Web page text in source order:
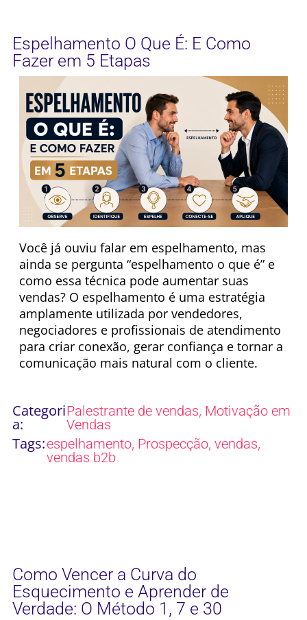
Espelhamento O Que É: E Como
Fazer em 5 Etapas
Você já ouviu falar em espelhamento, mas
ainda se pergunta “espelhamento o que é” e
como essa técnica pode aumentar suas
vendas? O espelhamento é uma estratégia
amplamente utilizada por vendedores,
negociadores e profissionais de atendimento
para criar conexão, gerar confiança e tornar a
comunicação mais natural com o cliente.
Categori
a:
Palestrante de vendas, Motivação em
Vendas
Tags:espelhamento, Prospecção, vendas,
vendas b2b
Como Vencer a Curva do
Esquecimento e Aprender de
Verdade: O Método 1, 7 e 30